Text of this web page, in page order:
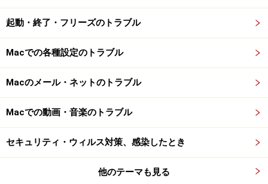
起動・終了・フリーズのトラブル
Macでの各種設定のトラブル
Macのメール・ネットのトラブル
Macでの動画・音楽のトラブル
セキュリティ・ウィルス対策、感染したとき
他のテーマも見る